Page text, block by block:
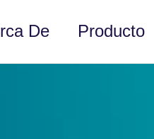
De Producto